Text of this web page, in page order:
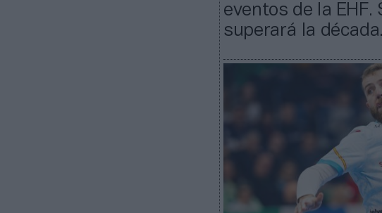
eventos de la
superará la década.